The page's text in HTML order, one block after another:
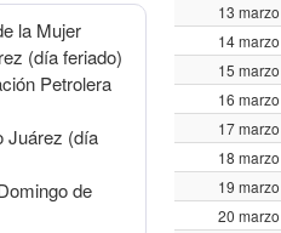
la Mujer
(día feriado)
Petrolera
Juárez (día
de
13
14
15
16
17
18
19
20